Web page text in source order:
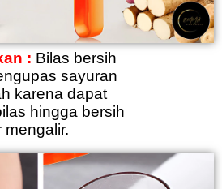
: Bilas bersih
sayuran
karena dapat
hingga bersih
mengalir.